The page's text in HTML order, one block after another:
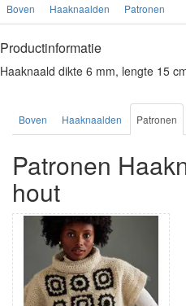
Boven Haaknaalden Patronen
Productinformatie
Haaknaald dikte 6 mm, lengte 15
Boven Haaknaalden Patronen
Patronen
hout